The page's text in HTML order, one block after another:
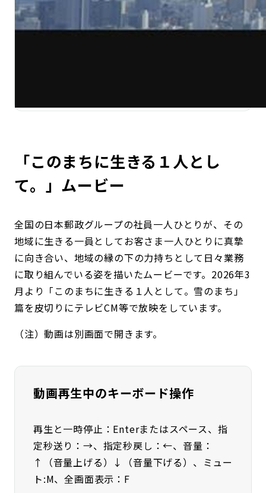
「このまちに生きる１人とし
て。」ムービー
全国の日本郵政グループの社員一人ひとりが、その
地域に生きる一員としてお客さま一人ひとりに真摯
に向き合い、地域の縁の下の力持ちとして日々業務
に取り組んでいる姿を描いたムービーです。2026年3
月より「このまちに生きる１人として。雪のまち」
篇を皮切りにテレビCM等で放映をしています。
（注）動画は別画面で開きます。
動画再生中のキーボード操作
再生と一時停止：Enterまたはスペース、指
定秒送り：→、指定秒戻し：←、音量：
↑（音量上げる）↓（音量下げる）、ミュー
ト:M、全画面表示：F